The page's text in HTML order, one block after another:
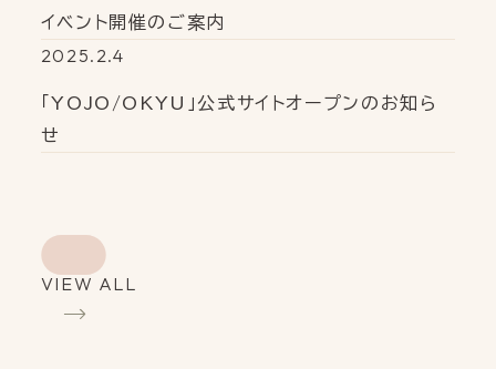
イベント開催のご案内
2025.2.4
「YOJO/OKYU」公式サイトオープンのお知ら
せ
VIEW ALL